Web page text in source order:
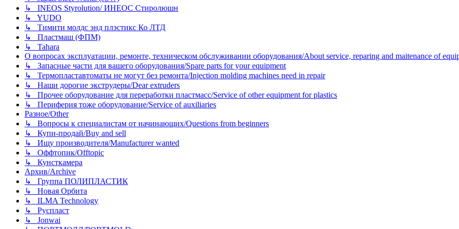
↳ INEOS Styrolution/ ИНЕОС Стиролюшн
↳ YUDO
↳ Тимити молдс энд плэстикс Ко ЛТД
↳ Пластмаш (ФПМ)
↳ Tahara
О вопросах эксплуатации, ремонте, техническом обслуживании оборудования/About service, reparing and maitenance of
↳ Запасные части для вашего оборудования/Spare parts for your equipment
↳ Термопластавтоматы не могут без ремонта/Injection molding machines need in repair
↳ Наши дорогие экструдеры/Dear extruders
↳ Прочее оборудование для переработки пластмасс/Service of other equipment for plastics
↳ Периферия тоже оборудование/Service of auxiliaries
Разное/Other
↳ Вопросы к специалистам от начинающих/Questions from beginners
↳ Купи-продай/Buy and sell
↳ Ищу производителя/Manufacturer wanted
↳ Оффтопик/Offtopic
↳ Кунсткамера
Архив/Archive
↳ Группа ПОЛИПЛАСТИК
↳ Новая Орбита
↳ ILMA Technology
↳ Руспласт
↳ Jonwai